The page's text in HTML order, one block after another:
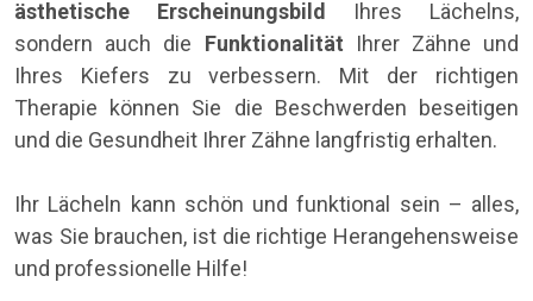
ästhetische Erscheinungsbild Ihres Lächelns,
sondern auch die Funktionalität Ihrer Zähne und
Ihres Kiefers zu verbessern. Mit der richtigen
Therapie können Sie die Beschwerden beseitigen
und die Gesundheit Ihrer Zähne langfristig erhalten.
Ihr Lächeln kann schön und funktional sein – alles,
was Sie brauchen, ist die richtige Herangehensweise
und professionelle Hilfe!